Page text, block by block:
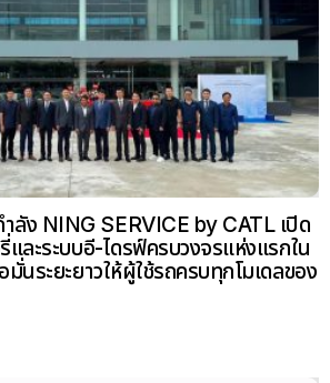
ลัง NING SERVICE by CATL เปิด
ละระบบอี-ไดรฟ์ครบวงจรแห่งแรกใน
มั่นระยะยาวให้ผู้ใช้รถครบทุกโมเดลของ